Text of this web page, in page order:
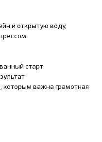
и открытую воду,
старт
важна грамотная